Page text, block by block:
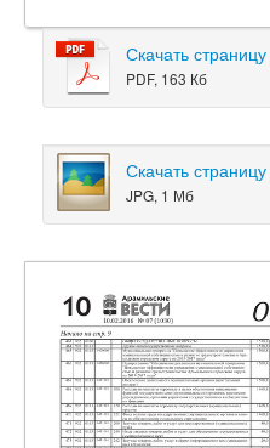
Скачать страницу
PDF, 163 Кб
Скачать страницу
JPG, 1 Мб